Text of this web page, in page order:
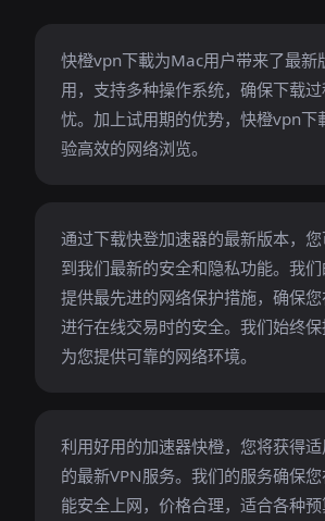
快橙vpn下載为Mac用户带来了最新
用，支持多种操作系统，确保下载
忧。加上试用期的优势，快橙vpn下
验高效的网络浏览。
通过下载快登加速器的最新版本，
到我们最新的安全和隐私功能。我
提供最先进的网络保护措施，确保您
进行在线交易时的安全。我们始终保
为您提供可靠的网络环境。
利用好用的加速器快橙，您将获得
的最新VPN服务。我们的服务确保
能安全上网，价格合理，适合各种预